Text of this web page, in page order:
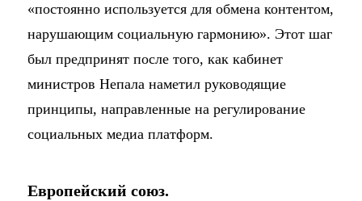
«постоянно используется для обмена контентом,
нарушающим социальную гармонию». Этот шаг
был предпринят после того, как кабинет
министров Непала наметил руководящие
принципы, направленные на регулирование
социальных медиа платформ.
Европейский союз.